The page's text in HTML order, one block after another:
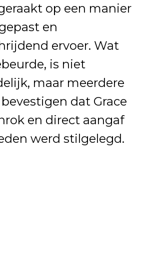
op een manier
en
ervoer. Wat
is niet
maar meerdere
dat Grace
en direct aangaf
werd stilgelegd.